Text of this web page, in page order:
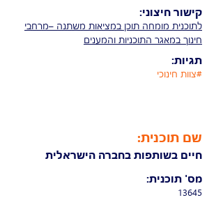
לתוכנית ​מומחה תוכן במציאות משתנה –מרחבי
חינוך במאגר התוכניות והמענים
#צוות חינוכי
קישור חיצוני:
תגיות:
שם תוכנית:
חיים בשותפות בחברה הישראלית
13645
מס' תוכנית: